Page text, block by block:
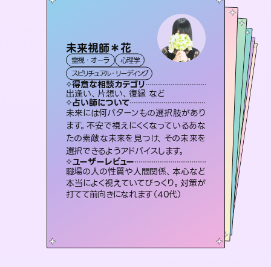
未来視師＊花
霊視・オーラ
心理学
スピリチュアル・リーディング
得意な相談カテゴリ
出逢い、片想い、復縁 など
占い師について
未来には何パターンもの選択肢があり
ます。不安で視えにくくなっているあな
たの素敵な未来を見つけ、その未来を
選択できるようアドバイスします。
ユーザーレビュー
職場の人の性質や人間関係、本心など
本当によく視えていてびっくり。対策が
打てて前向きになれます（40代）
桃源珠羽（とうげんみう）
霊視・オーラ タロット
スピリチュアル・リーディング
得意な相談カテゴリ
片想い、あの人の気持ち、復縁 など
占い師について
恋愛のお悩みの中でも特に「曖昧な関
係」の相談を得意としており、友達以上
恋人未満なお相手との今後や本音を丁
寧に読み解き恋愛成就へと導きます。
ユーザーレビュー
鑑定していただいてアドバイス通りに行
動すると仲が復活してきました。ありが
とうございました（40代 女性）
セラピスト理恵
霊視・オーラ
スピリチュアル・リーディング
得意な相談カテゴリ
片想い、二人の未来、年の差 など
占い師について
連絡再開、復縁、成就などの報告実績
多数。セラピストとして2万超の施術経
験があるからこそできる鑑定で、より良
い未来をサポートします。
ユーザーレビュー
とても心温まる鑑定でした。しかもこち
らは何も言っていないのに視えていらっ
しゃるんだなと驚きです（30代女性）
彗望（すいぼう
霊視・オーラ
スピリチュアル・リーディング
得意な相談カテゴリ
片想い、あの人の気持ち、復縁 など
占い師について
3,700年以上の歴史を持つ東洋最古の占術「易占」で詳細まで占い、幸せへ向かう道筋を示します。厳しい結果にも具体的な対策をお伝えします。
ユーザーレビュー
複雑な背景もしっかり聞いて鑑定して
いただけました。気持ちが楽になりまし
た（50代 女性）
アイリス -iris-
西洋占星術
ルーン
得意な相談カテゴリ
恋愛総合、片想い、二人の未来 など
占い師について
復縁、恋愛、不倫の行方、同性愛や片
思い、仕事関係や借金問題まで知りた
いことや心の負担になっていることを
紐解き、背中をそっと押して導きます。
ユーザーレビュー
安心感のあり、言い切ってくれる所や濁
さない鑑定のおかげで、毎回自分の気
持ちを整えられます（30代 男性）
おう 霊感オラクル
霊視・オーラ
オラクルカード
得意な相談カテゴリ
恋愛総合、あの人の気持ち など
占い師について
霊視×オラクルカードを使って「今」と
「未来」そして「気になるあの人の気持
ち」まで丁寧に読み解き、恋や人生のヒ
ントを優しく引き出します。
ユーザーレビュー
不安な気持ちが嘘みたいに晴れまし
た…！よく視えていらっしゃるんだなと
感じました（40代 女性）